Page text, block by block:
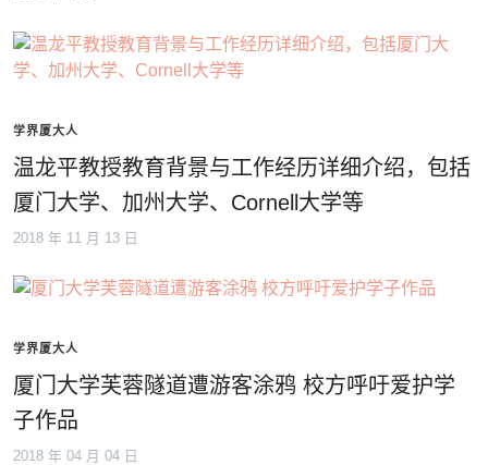
学界厦大人
温龙平教授教育背景与工作经历详细介绍，包括
厦门大学、加州大学、Cornell大学等
2018 年 11 月 13 日
学界厦大人
厦门大学芙蓉隧道遭游客涂鸦 校方呼吁爱护学
子作品
2018 年 04 月 04 日